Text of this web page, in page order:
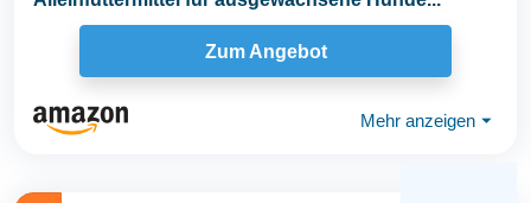
Zum Angebot
Mehr anzeigen ⏷